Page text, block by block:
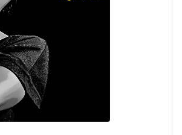
που κυκλοφορεί
ΣΥΝΑΓΕΡΜΟΣ ΣΤΗΝ
ΦΩΤΙΑ ΣΤΟΝ ΑΓΙΟ ΗΛΙΑ ΠΡΙΝ ΤΗ